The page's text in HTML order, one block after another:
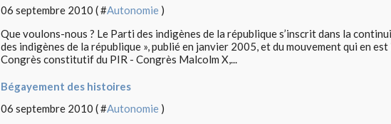
06 septembre 2010 ( #Autonomie )
Que voulons-nous ? Le Parti des indigènes de la république s’inscrit dans la
des indigènes de la république », publié en janvier 2005, et du mouvement qui en est
Congrès constitutif du PIR - Congrès Malcolm X,...
Bégayement des histoires
06 septembre 2010 ( #Autonomie )